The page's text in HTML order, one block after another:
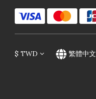
$ TWD 繁體中文